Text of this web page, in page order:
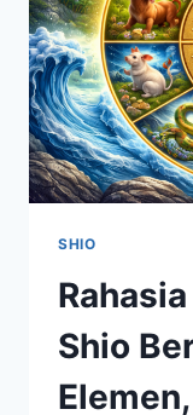
SHIO
Shio